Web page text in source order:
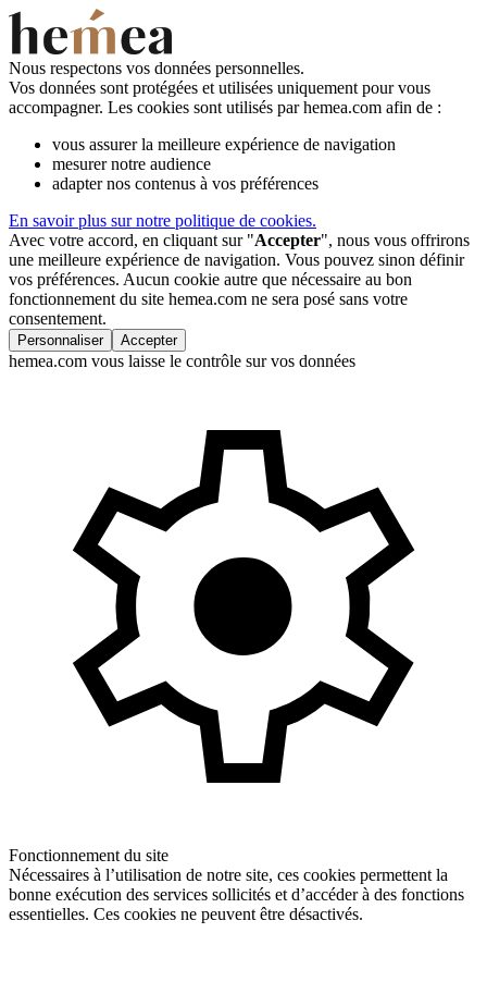
Nous respectons vos données personnelles.
Vos données sont protégées et utilisées uniquement pour vous
accompagner. Les cookies sont utilisés par hemea.com afin de :
vous assurer la meilleure expérience de navigation
mesurer notre audience
adapter nos contenus à vos préférences
En savoir plus sur notre politique de cookies.
Avec votre accord, en cliquant sur "Accepter", nous vous offrirons
une meilleure expérience de navigation. Vous pouvez sinon définir
vos préférences. Aucun cookie autre que nécessaire au bon
fonctionnement du site hemea.com ne sera posé sans votre
consentement.
Personnaliser Accepter
hemea.com vous laisse le contrôle sur vos données
Fonctionnement du site
Nécessaires à l’utilisation de notre site, ces cookies permettent la
bonne exécution des services sollicités et d’accéder à des fonctions
essentielles. Ces cookies ne peuvent être désactivés.